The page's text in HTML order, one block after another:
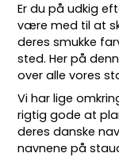
Er du på udkig
være med til at
deres smukke
sted. Her på
over alle vores
Vi har lige
rigtig gode at
deres danske
navnene på